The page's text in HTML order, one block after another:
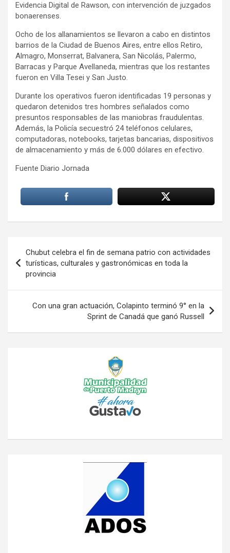
Evidencia Digital de Rawson, con intervención de juzgados
bonaerenses.
Ocho de los allanamientos se llevaron a cabo en distintos
barrios de la Ciudad de Buenos Aires, entre ellos Retiro,
Almagro, Monserrat, Balvanera, San Nicolás, Palermo,
Barracas y Parque Avellaneda, mientras que los restantes
fueron en Villa Tesei y San Justo.
Durante los operativos fueron identificadas 19 personas y
quedaron detenidos tres hombres señalados como
presuntos responsables de las maniobras fraudulentas.
Además, la Policía secuestró 24 teléfonos celulares,
computadoras, notebooks, tarjetas bancarias, dispositivos
de almacenamiento y más de 6.000 dólares en efectivo.
Fuente Diario Jornada
de
entradas
Chubut celebra el fin de semana patrio con actividades
turísticas, culturales y gastronómicas en toda la
provincia
Con una gran actuación, Colapinto terminó 9° en la
Sprint de Canadá que ganó Russell